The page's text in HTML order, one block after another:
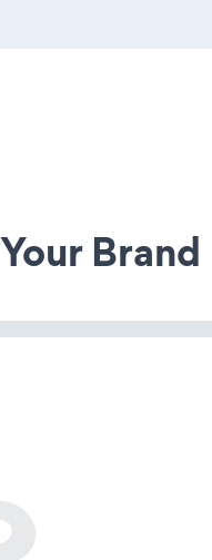
Brand